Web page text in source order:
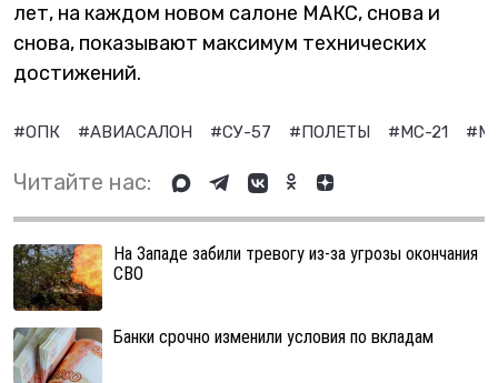
лет, на каждом новом салоне МАКС, снова и
снова, показывают максимум технических
достижений.
#ОПК #АВИАСАЛОН #СУ-57 #ПОЛЕТЫ #МС-21
Читайте нас:
На Западе забили тревогу из-за угрозы окончания
СВО
Банки срочно изменили условия по вкладам